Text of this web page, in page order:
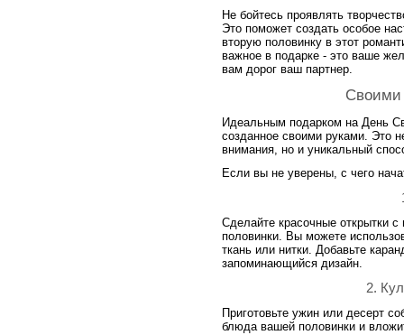
Не бойтесь проявлять
Это поможет создать особое
вторую половинку в этот
важное в подарке - это ваше
вам дорог ваш партнер.
Своими
Идеальным подарком на День
созданное своими руками. Это
внимания, но и уникальный
Если вы не уверены, с чего
Сделайте красочные открытки
половинки. Вы можете
ткань или нитки. Добавьте
запоминающийся дизайн.
2.
Приготовьте ужин или десерт
блюда вашей половинки и